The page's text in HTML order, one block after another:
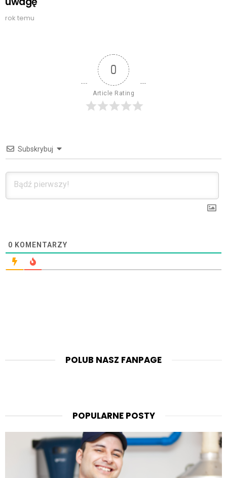
rok temu
0
Article Rating
Subskrybuj
0 KOMENTARZY
POLUB NASZ FANPAGE
POPULARNE POSTY